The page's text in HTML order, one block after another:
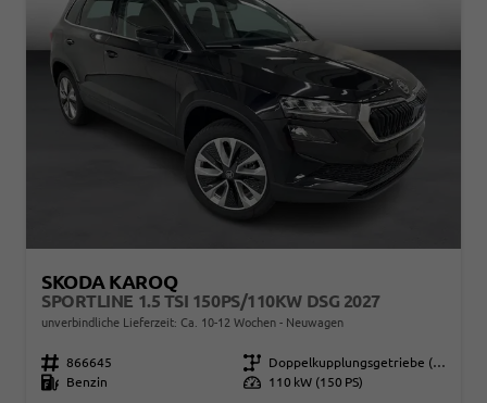
SKODA KAROQ
SPORTLINE 1.5 TSI 150PS/110KW DSG 2027
unverbindliche Lieferzeit: Ca. 10-12 Wochen Neuwagen
Fahrzeugnr. 866645 Getriebe
Doppelkupplungsgetriebe (DSG)
Kraftstoff
Benzin Leistung 110 kW (150 PS)